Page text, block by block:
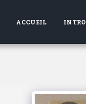
ACCUEIL INTRO